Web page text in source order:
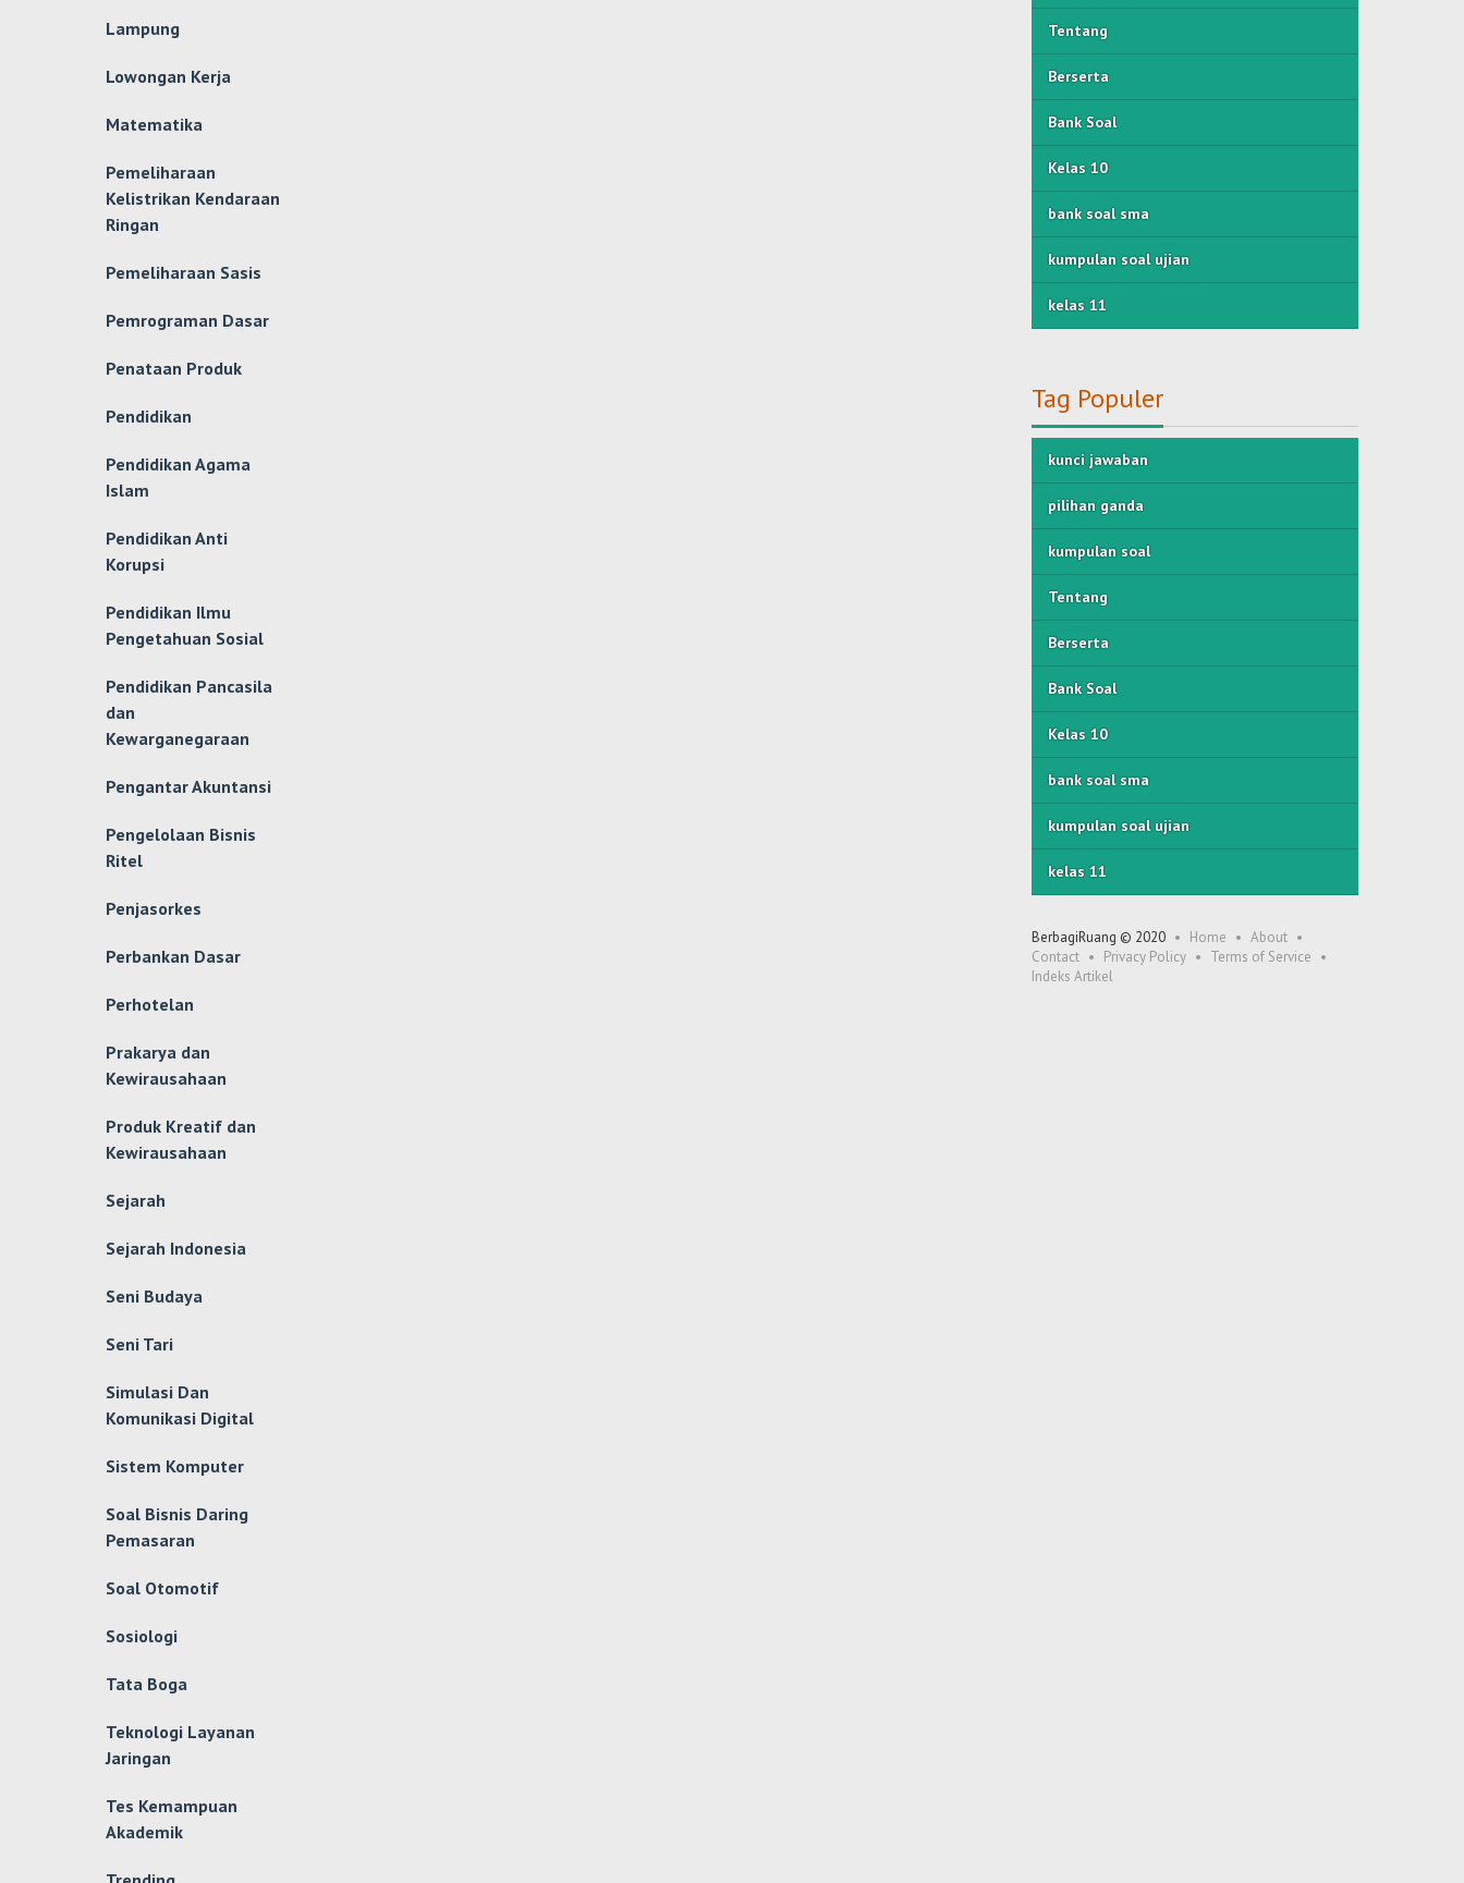
Lampung
Lowongan Kerja
Matematika
Pemeliharaan
Kelistrikan Kendaraan
Ringan
Pemeliharaan Sasis
Pemrograman Dasar
Penataan Produk
Pendidikan
Pendidikan Agama
Islam
Pendidikan Anti
Korupsi
Pendidikan Ilmu
Pengetahuan Sosial
Pendidikan Pancasila
dan
Kewarganegaraan
Pengantar Akuntansi
Pengelolaan Bisnis
Ritel
Penjasorkes
Perbankan Dasar
Perhotelan
Prakarya dan
Kewirausahaan
Produk Kreatif dan
Kewirausahaan
Sejarah
Sejarah Indonesia
Seni Budaya
Seni Tari
Simulasi Dan
Komunikasi Digital
Sistem Komputer
Soal Bisnis Daring
Pemasaran
Soal Otomotif
Sosiologi
Tata Boga
Teknologi Layanan
Jaringan
Tes Kemampuan
Akademik
Tentang
Berserta
Bank Soal
Kelas 10
bank soal sma
kumpulan soal ujian
kelas 11
Tag Populer
kunci jawaban
pilihan ganda
kumpulan soal
Tentang
Berserta
Bank Soal
Kelas 10
bank soal sma
kumpulan soal ujian
kelas 11
BerbagiRuang © 2020 Home
About
Contact
Privacy Policy
Terms of Service
Indeks Artikel